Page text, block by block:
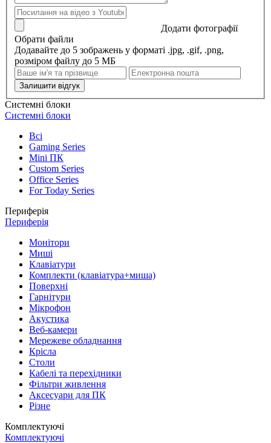
Додати фотографії
Обрати файли
Додавайте до 5 зображень у форматі .jpg, .gif, .png,
розміром файлу до 5 МБ
Залишити відгук
Системні блоки
Системні блоки
Всі
Gaming Series
Mini ПК
Custom Series
Office Series
For Today Series
Периферія
Периферія
Монітори
Миші
Клавіатури
Комплекти (клавіатура+миша)
Поверхні
Гарнітури
Мікрофон
Акустика
Веб-камери
Мережеве обладнання
Крісла
Столи
Кабелі та перехідники
Фільтри живлення
Аксесуари для ПК
Різне
Комплектуючі
Комплектуючі